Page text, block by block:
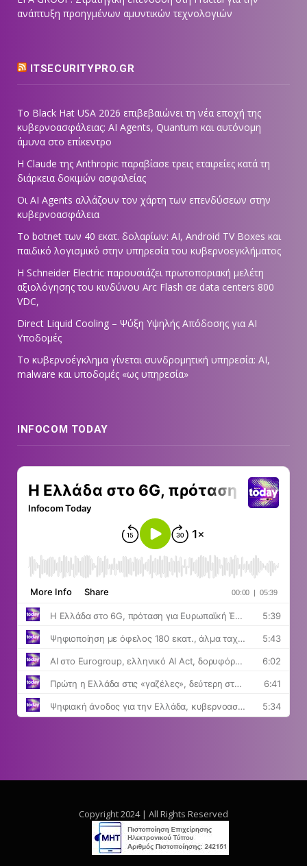
ανάπτυξη προηγμένων αμυντικών τεχνολογιών
ITSECURITYPRO.GR
Το Black Hat USA 2026 επιβεβαιώνει τη νέα εποχή της
κυβερνοασφάλειας: AI Agents, Quantum και αυτόνομη
άμυνα στο επίκεντρο
Η Claude της Anthropic παραβίασε τρεις εταιρείες κατά τη
διάρκεια δοκιμών ασφαλείας
Οι AI Agents αλλάζουν τον χάρτη των επενδύσεων στην
κυβερνοασφάλεια
Το botnet των 40 εκατ. δολαρίων: AI, Android TV Boxes και
παιδικό λογισμικό στην υπηρεσία του κυβερνοεγκλήματος
Η Schneider Electric παρουσιάζει πρωτοποριακή μελέτη
αξιολόγησης του κινδύνου Arc Flash σε data centers 800
VDC,
Direct Liquid Cooling – Ψύξη Υψηλής Απόδοσης για AI
Υποδομές
Το κυβερνοέγκλημα γίνεται συνδρομητική υπηρεσία: AI,
malware και υποδομές «ως υπηρεσία»
INFOCOM TODAY
Copyright 2024 | All Rights Reserved